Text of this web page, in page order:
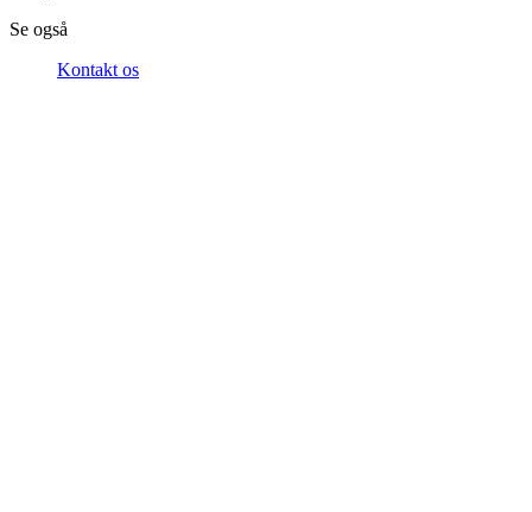
Se også
Kontakt os